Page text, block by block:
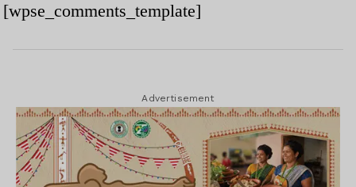
[wpse_comments_template]
Advertisement